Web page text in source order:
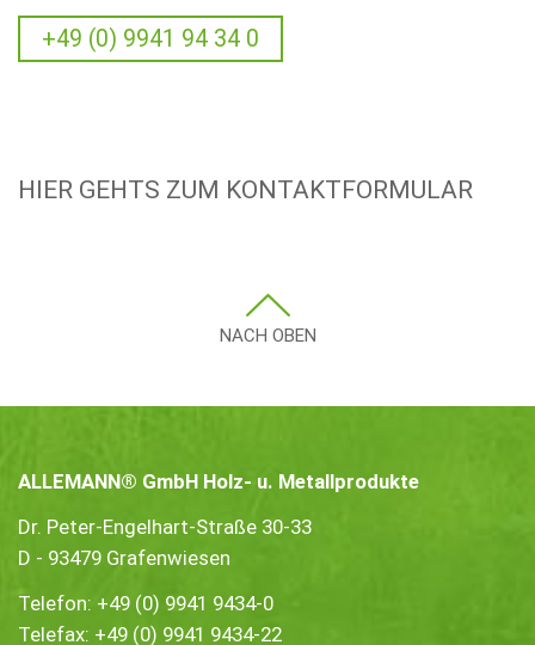
+49 (0) 9941 94 34 0
HIER GEHTS ZUM KONTAKTFORMULAR
NACH OBEN
ALLEMANN® GmbH Holz- u. Metallprodukte
Dr. Peter-Engelhart-Straße 30-33
D - 93479 Grafenwiesen
Telefon: +49 (0) 9941 9434-0
Telefax: +49 (0) 9941 9434-22